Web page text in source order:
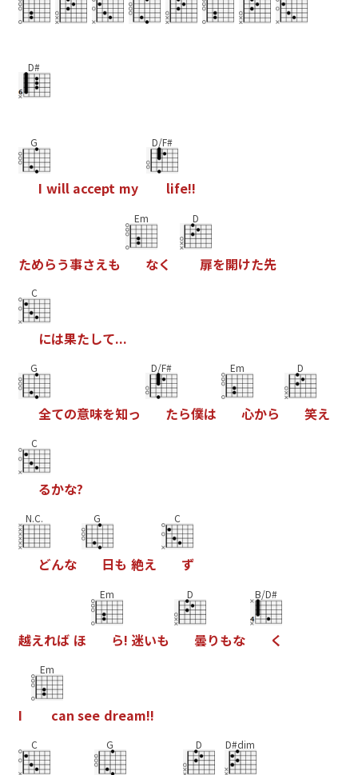
D#
G
I will accept my
D/F#
life!!
ためらう事さえも
Em
なく
D
扉を開けた先
C
には果たして...
G
全ての意味を知っ
D/F#
たら僕は
Em
心から
D
笑え
C
るかな?
N.C.
どんな
G
日も 絶え
C
ず
越えれば ほ
Em
ら! 迷いも
D
曇りもな
B/D#
く
I
Em
can see dream!!
C G D D#dim